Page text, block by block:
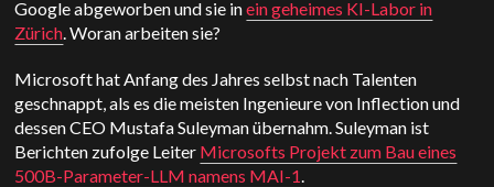
Google abgeworben und sie inein geheimes KI-Labor in
Zürich. Woran arbeiten sie?
Microsoft hat Anfang des Jahres selbst nach Talenten
geschnappt, als es die meisten Ingenieure von Inflection und
dessen CEO Mustafa Suleyman übernahm. Suleyman ist
Berichten zufolge Leiter Microsofts Projekt zum Bau eines
500B-Parameter-LLM namens MAI-1.